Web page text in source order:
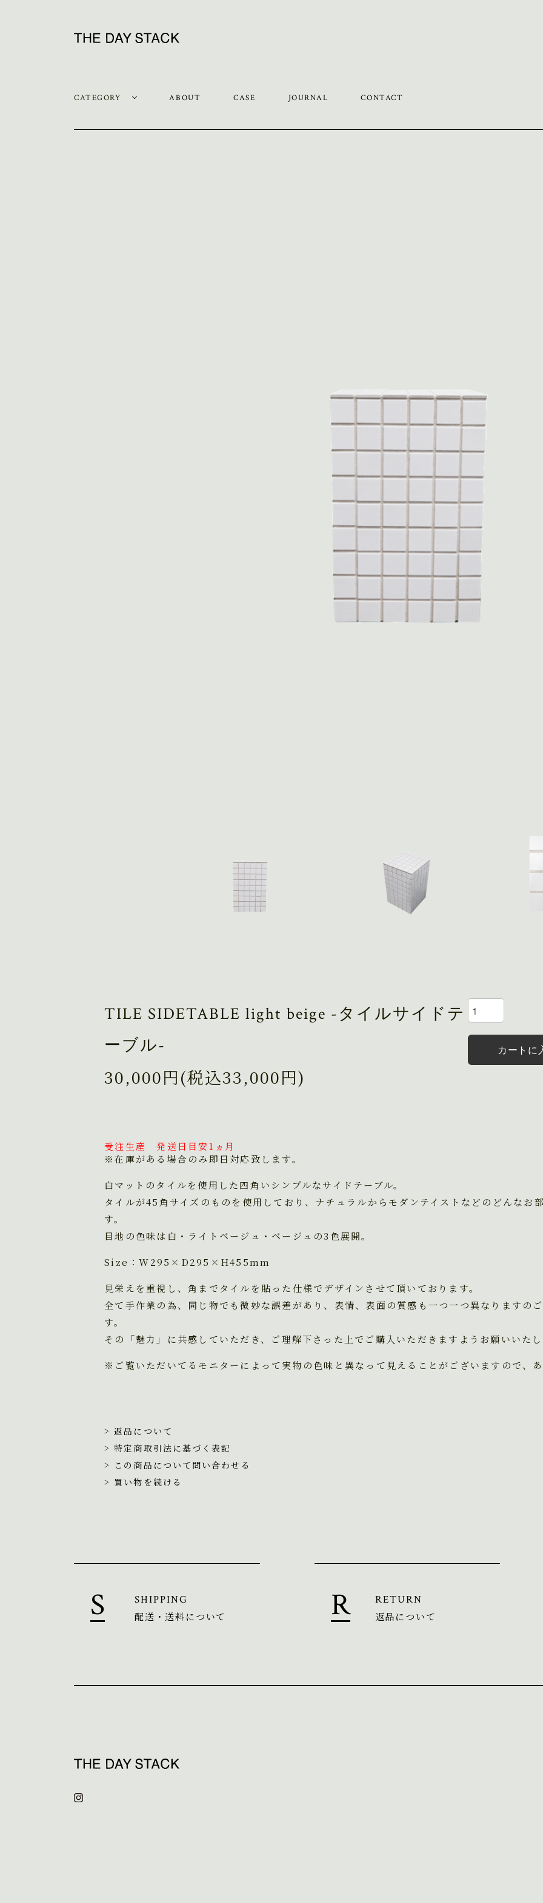
CATEGORY ABOUT CASE JOURNAL CONTACT
TILE SIDETABLE light beige -タイルサイドテ
ーブル-
30,000円(税込33,000円)
カートに
受注生産 発送日目安1ヵ月
※在庫がある場合のみ即日対応致します。
白マットのタイルを使用した四角いシンプルなサイドテーブル。
タイルが45角サイズのものを使用しており、ナチュラルからモダンテイストなどのどんなお
す。
目地の色味は白・ライトベージュ・ベージュの3色展開。
Size：W295×D295×H455mm
見栄えを重視し、角までタイルを貼った仕様でデザインさせて頂いております。
全て手作業の為、同じ物でも微妙な誤差があり、表情、表面の質感も一つ一つ異なりますの
す。
その「魅力」に共感していただき、ご理解下さった上でご購入いただきますようお願いいた
※ご覧いただいてるモニターによって実物の色味と異なって見えることがございますので、
> 返品について
> 特定商取引法に基づく表記
> この商品について問い合わせる
> 買い物を続ける
SHIPPING
配送・送料について
RETURN
返品について